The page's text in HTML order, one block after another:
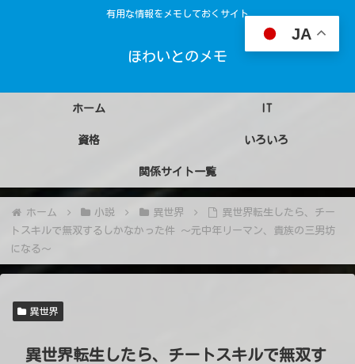
有用な情報をメモしておくサイト
ほわいとのメモ
ホーム IT
資格 いろいろ
関係サイト一覧
ホーム 小説 異世界
異世界転生したら、チー
トスキルで無双するしかなかった件 ～元中年リーマン、貴族の三男坊
になる～
異世界
異世界転生したら、チートスキルで無双す
JA